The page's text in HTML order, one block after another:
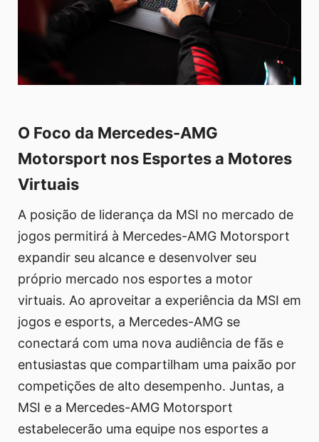
O Foco da Mercedes-AMG
Motorsport nos Esportes a Motores
Virtuais
A posição de liderança da MSI no mercado de
jogos permitirá à Mercedes-AMG Motorsport
expandir seu alcance e desenvolver seu
próprio mercado nos esportes a motor
virtuais. Ao aproveitar a experiência da MSI em
jogos e esports, a Mercedes-AMG se
conectará com uma nova audiência de fãs e
entusiastas que compartilham uma paixão por
competições de alto desempenho. Juntas, a
MSI e a Mercedes-AMG Motorsport
estabelecerão uma equipe nos esportes a